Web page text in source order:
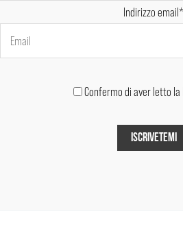
Indirizzo email*
Confermo di aver letto la